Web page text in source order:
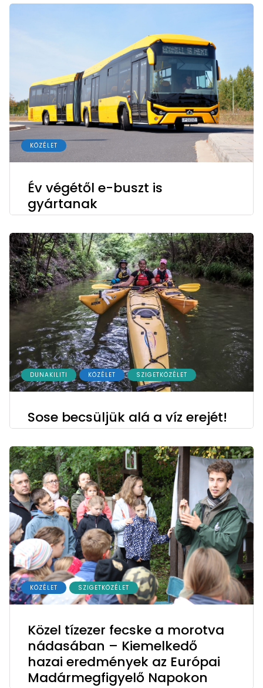
KÖZÉLET
Év végétől e-buszt is
gyártanak
DUNAKILITI KÖZÉLET SZIGETKÖZÉLET
Sose becsüljük alá a víz erejét!
KÖZÉLET SZIGETKÖZÉLET
Közel tízezer fecske a morotva
nádasában – Kiemelkedő
hazai eredmények az Európai
Madármegfigyelő Napokon